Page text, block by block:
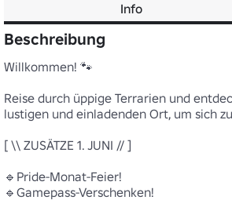
Info
Beschreibung
Willkommen! 🐾
Reise durch üppige Terrarien und
lustigen und einladenden Ort, um sich
[ \\ ZUSÄTZE 1. JUNI // ]
🔹Pride-Monat-Feier!
🔹Gamepass-Verschenken!